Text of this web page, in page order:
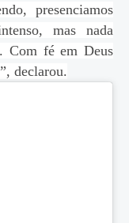
presenciamos
mas nada
Com fé em Deus
declarou.